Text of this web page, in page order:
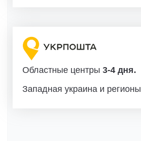
Областные центры 3-4 дня.
Западная украина и регионы